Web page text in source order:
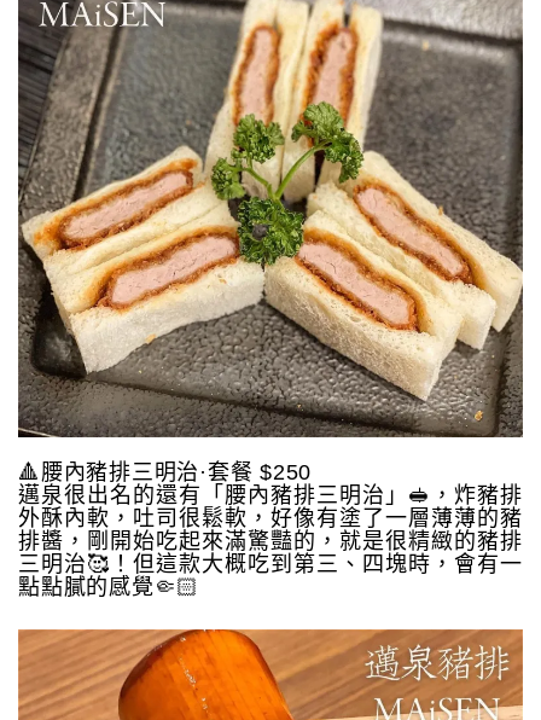
🔺腰內豬排三明治·套餐 $250
邁泉很出名的還有「腰內豬排三明治」🥪，炸豬排
外酥內軟，吐司很鬆軟，好像有塗了一層薄薄的豬
排醬，剛開始吃起來滿驚豔的，就是很精緻的豬排
三明治🥰！但這款大概吃到第三、四塊時，會有一
點點膩的感覺🤏🏻